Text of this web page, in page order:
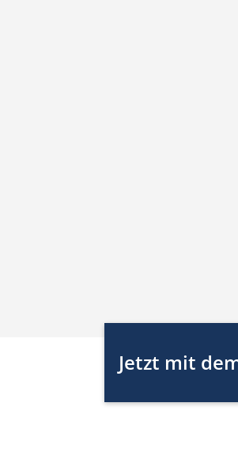
Jetzt mit